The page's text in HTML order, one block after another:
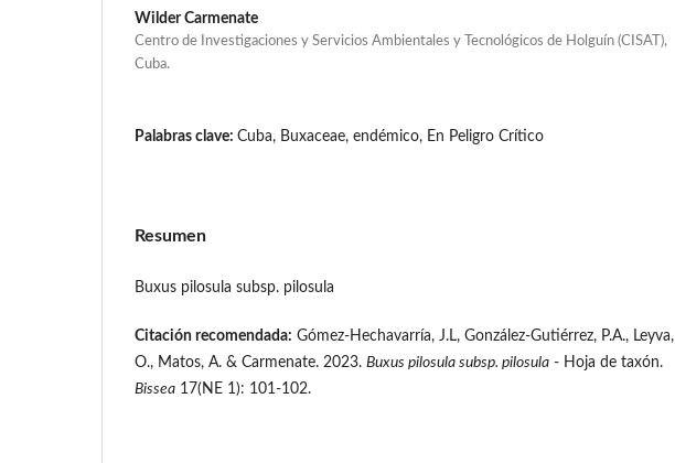
Wilder Carmenate
Centro de Investigaciones y Servicios Ambientales y Tecnológicos de Holguín (CISAT),
Cuba.
Palabras clave: Cuba, Buxaceae, endémico, En Peligro Crítico
Resumen
Buxus pilosula subsp. pilosula
Citación recomendada: Gómez-Hechavarría, J.L, González-Gutiérrez, P.A., Leyva,
O., Matos, A. & Carmenate. 2023. Buxus pilosula subsp. pilosula - Hoja de taxón.
Bissea 17(NE 1): 101-102.